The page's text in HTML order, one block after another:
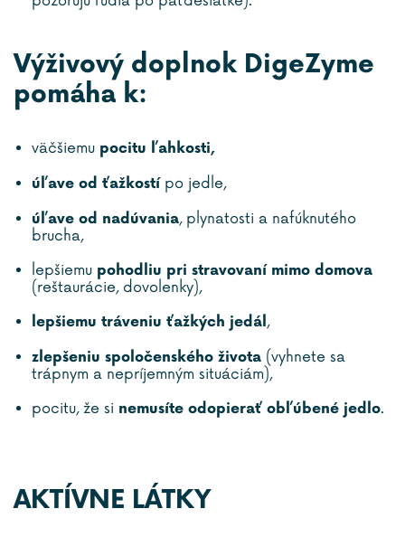
Výživový doplnok DigeZyme
pomáha k:
väčšiemu pocitu ľahkosti,
úľave od ťažkostípo jedle,
úľave od nadúvania, plynatosti a nafúknutého
brucha,
lepšiemu pohodliu pri stravovaní mimo domova
(reštaurácie, dovolenky),
lepšiemu tráveniu ťažkých jedál,
zlepšeniu spoločenského života (vyhnete sa
trápnym a nepríjemným situáciám),
pocitu, že si nemusíte odopierať obľúbené jedlo.
AKTÍVNE LÁTKY